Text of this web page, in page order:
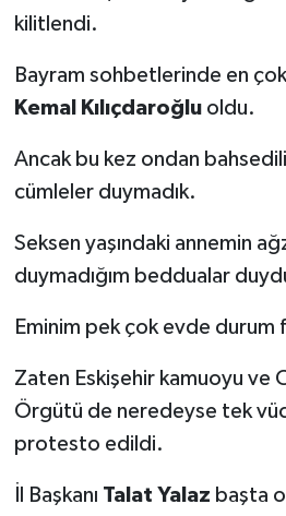
kilitlendi.
Bayram sohbetlerinde en
Kemal Kılıçdaroğlu oldu.
Ancak bu kez ondan
cümleler duymadık.
Seksen yaşındaki annemin
duymadığım beddualar
Eminim pek çok evde durum
Zaten Eskişehir kamuoyu ve
Örgütü de neredeyse tek
protesto edildi.
İl Başkanı Talat Yalaz başta